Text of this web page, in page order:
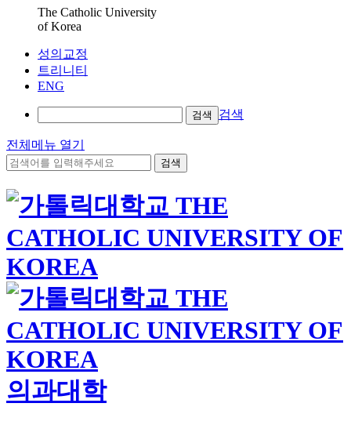
The Catholic University
of Korea
성의교정
트리니티
ENG
검색 검색
전체메뉴 열기
검색
의과대학